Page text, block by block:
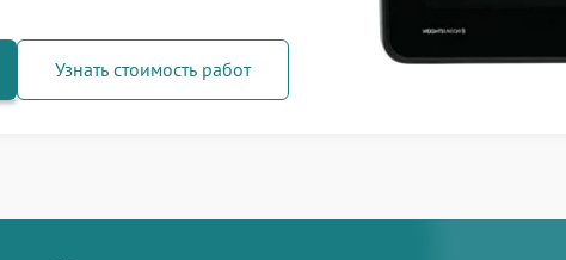
Узнать стоимость работ